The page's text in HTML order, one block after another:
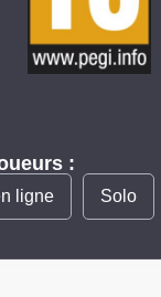
:
ligne Solo